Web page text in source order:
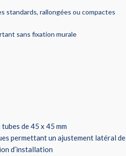
standards, rallongées ou compactes
sans fixation murale
de 45 x 45 mm
permettant un ajustement latéral de
d’installation